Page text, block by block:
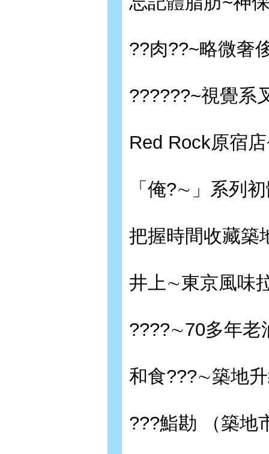
??肉??~略微奢
??????~視覺系
Red Rock原宿
「俺?∼」系列
把握時間收藏築
井上∼東京風味
????∼70多年老
和食???∼築地
???鮨勘 （築地